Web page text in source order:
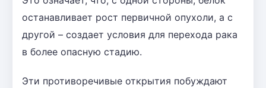
останавливает рост первичной опухоли, а с
другой – создает условия для перехода рака
в более опасную стадию.
Эти противоречивые открытия побуждают